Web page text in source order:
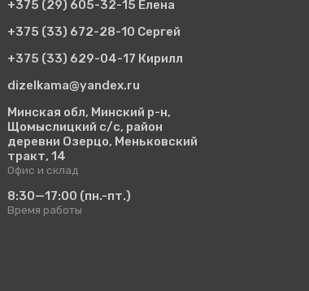
+375 (29) 605-32-15 Елена
+375 (33) 672-28-10 Сергей
+375 (33) 629-04-17 Кирилл
dizelkama@yandex.ru
Минская обл, Минский р-н,
Щомыслицкий с/с, район
деревни Озерцо, Меньковский
тракт, 14
Офис и склад
8:30—17:00 (пн.-пт.)
Время работы